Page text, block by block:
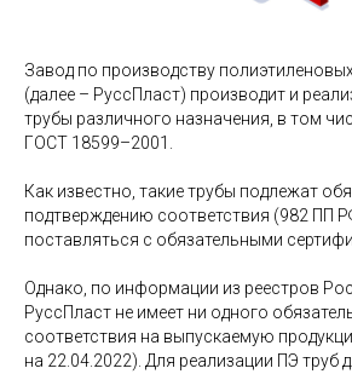
Завод по производству
(далее – РуссПласт) производит и
трубы различного назначения, в том
ГОСТ 18599–2001.
Как известно, такие трубы подлежат
подтверждению соответствия (982 ПП
поставляться с обязательными
Однако, по информации из реестров
РуссПласт не имеет ни одного
соответствия на выпускаемую
на 22.04.2022). Для реализации ПЭ труб